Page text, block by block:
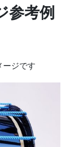
参考例
ージです